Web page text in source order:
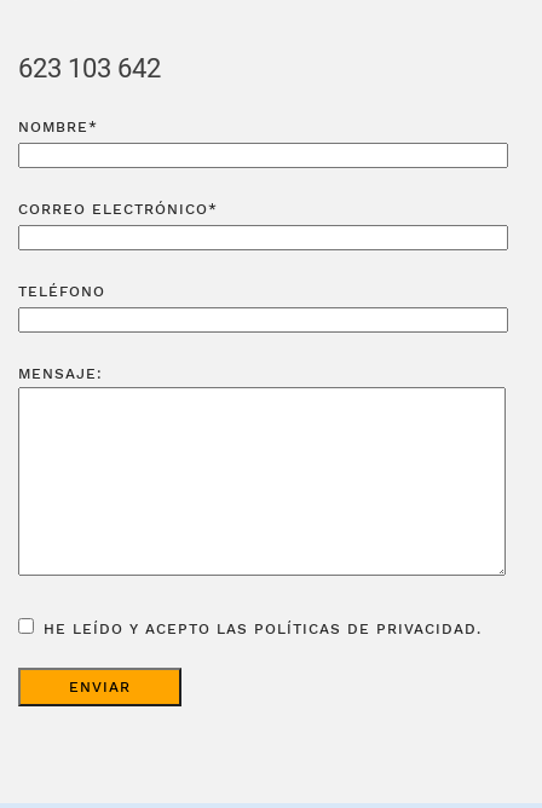
623 103 642
NOMBRE*
CORREO ELECTRÓNICO*
TELÉFONO
MENSAJE:
HE LEÍDO Y ACEPTO LAS POLÍTICAS DE PRIVACIDAD.